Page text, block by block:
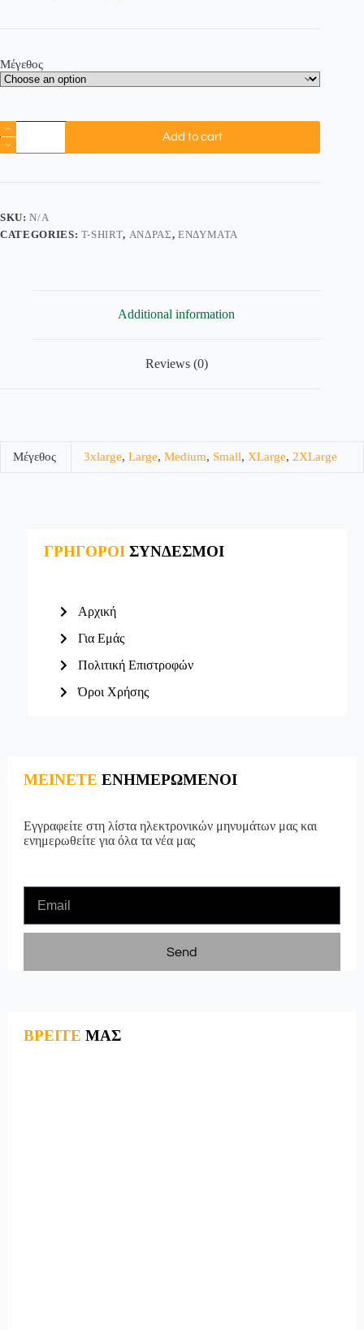
Μέγεθος
Add to cart
SKU:N/A
CATEGORIES: T-SHIRT, ΆΝΔΡΑΣ, ΕΝΔΎΜΑΤΑ
Additional information
Reviews (0)
Μέγεθος 3xlarge, Large, Medium, Small, XLarge, 2XLarge
ΓΡΗΓΟΡΟΙΣΥΝΔΕΣΜΟΙ
Αρχική
Για Εμάς
Πολιτική Επιστροφών
Όροι Χρήσης
ΜΕΙΝΕΤΕ ΕΝΗΜΕΡΩΜΕΝΟΙ
Εγγραφείτε στη λίστα ηλεκτρονικών μηνυμάτων μας και
ενημερωθείτε για όλα τα νέα μας
Send
ΒΡΕΙΤΕ ΜΑΣ